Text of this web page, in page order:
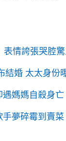
情誇張哭腔
婚 太太身份
媽媽自殺身
夢碎霉到賣